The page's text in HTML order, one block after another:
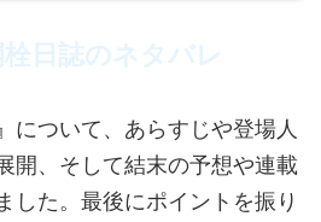
日誌のネタバレ
について、あらすじや登場人
開、そして結末の予想や連載
した。最後にポイントを振り